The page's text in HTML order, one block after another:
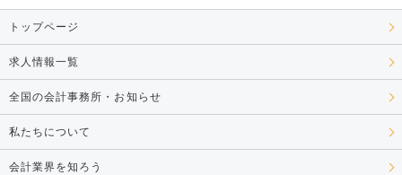
トップページ
求人情報一覧
全国の会計事務所・お知らせ
私たちについて
会計業界を知ろう